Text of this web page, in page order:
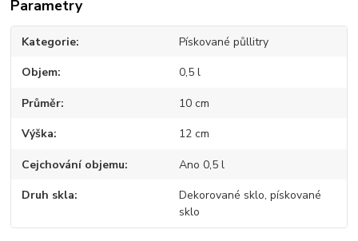
Parametry
Kategorie Pískované půllitry
Objem 0,5 l
Průměr 10 cm
Výška 12 cm
Cejchování objemu Ano 0,5 l
Druh skla
Dekorované sklo, pískované
sklo